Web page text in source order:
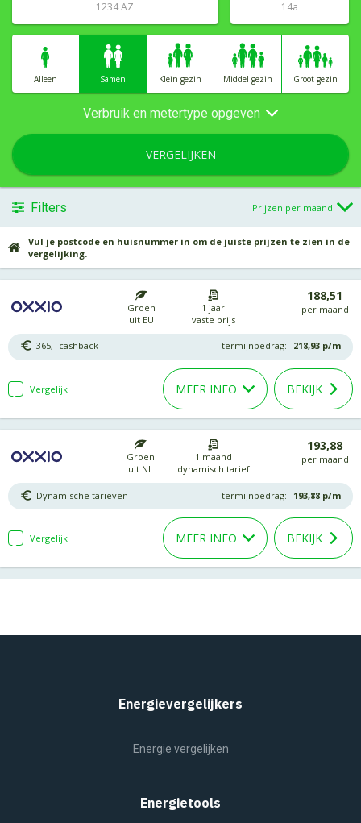
Alleen Samen Klein gezin Middel gezin Groot gezin
Verbruik en metertype opgeven
VERGELIJKEN
Filters Prijzen per maand
Vul je postcode en huisnummer in om de juiste prijzen te zien in de
vergelijking.
Groen
uit EU
1 jaar
vaste prijs
188,51
per maand
365,- cashback termijnbedrag: 218,93 p/m
Vergelijk MEER INFO BEKIJK
Groen
uit NL
1 maand
dynamisch tarief
193,88
per maand
Dynamische tarieven termijnbedrag: 193,88 p/m
Vergelijk MEER INFO BEKIJK
Energievergelijkers
Energie vergelijken
Energietools